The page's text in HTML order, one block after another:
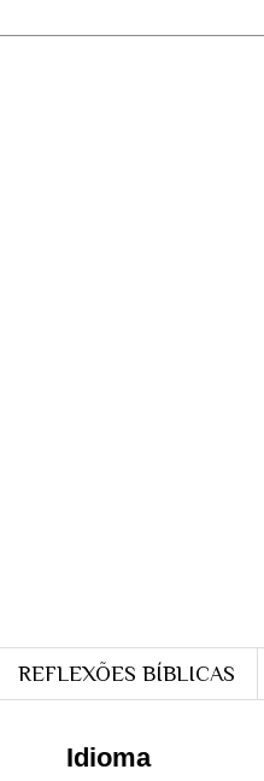
REFLEXÕES BÍBLICAS
Idioma